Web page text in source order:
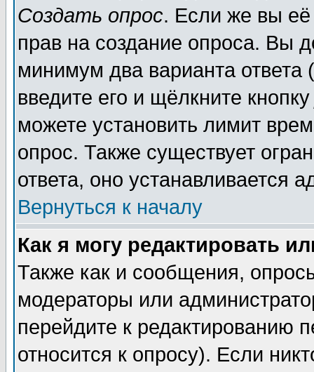
Создать опрос. Если же вы её
прав на создание опроса. Вы
минимум два варианта ответа
введите его и щёлкните
можете установить лимит
опрос. Также существует
ответа, оно устанавливается
Вернуться к началу
Как я могу редактировать
Также как и сообщения,
модераторы или
перейдите к редактированию
относится к опросу). Если